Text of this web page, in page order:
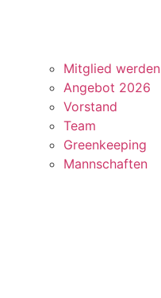
Mitglied werden
Angebot 2026
Vorstand
Team
Greenkeeping
Mannschaften